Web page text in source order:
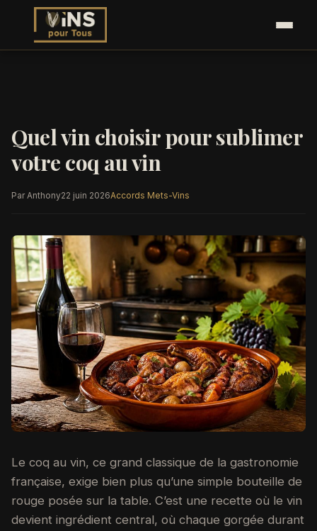
Quel vin choisir pour sublimer
votre coq au vin
Par Anthony22 juin 2026Accords Mets-Vins
Le coq au vin, ce grand classique de la gastronomie
française, exige bien plus qu’une simple bouteille de
rouge posée sur la table. C’est une recette où le vin
devient ingrédient central, où chaque gorgée durant